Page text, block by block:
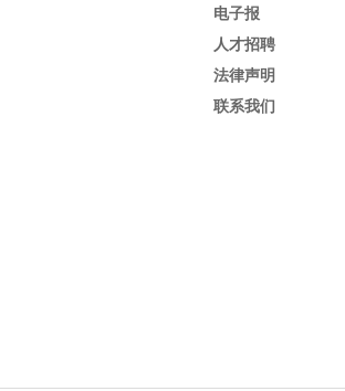
电子报
人才招聘
法律声明
联系我们